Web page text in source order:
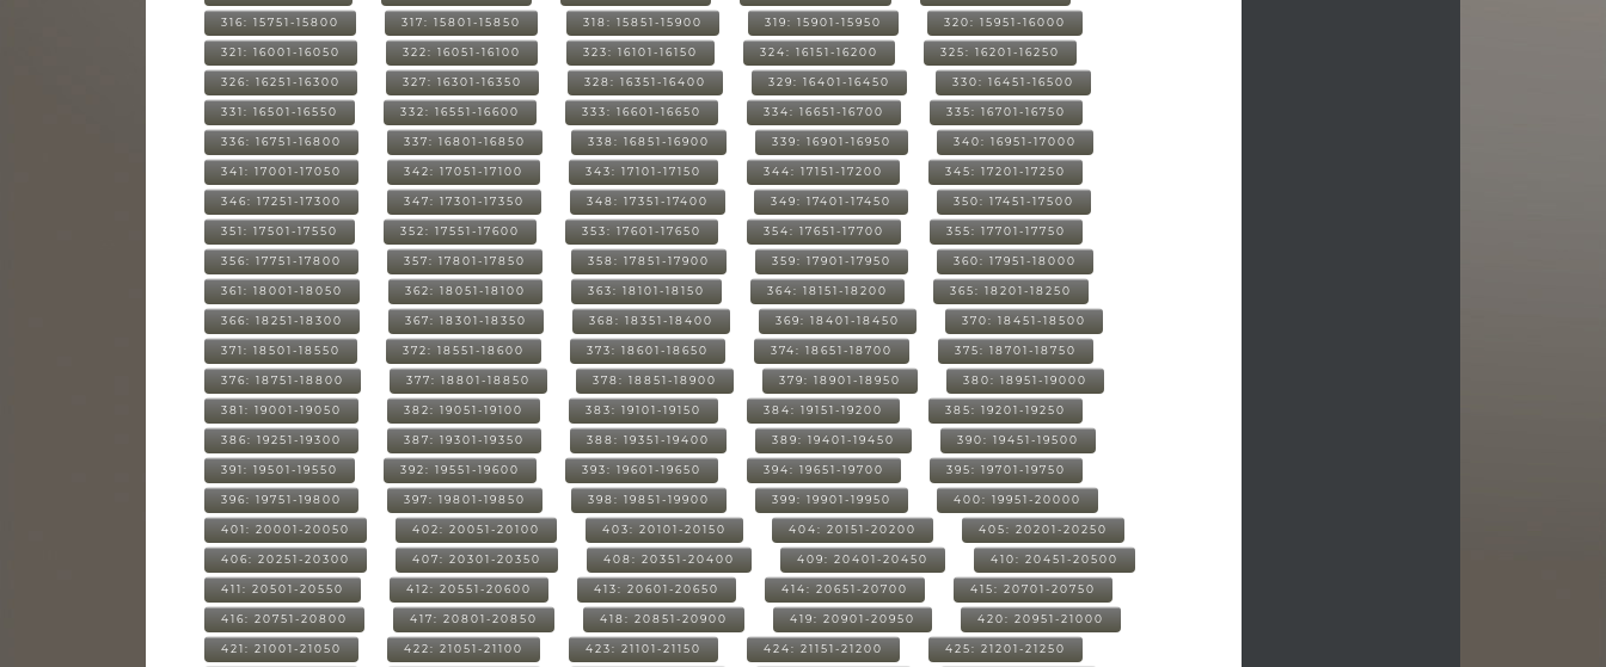
316: 15751-15800 317: 15801-15850 318: 15851-15900 319: 15901-15950 320: 15951-16000
321: 16001-16050 322: 16051-16100 323: 16101-16150 324: 16151-16200 325: 16201-16250
326: 16251-16300 327: 16301-16350 328: 16351-16400 329: 16401-16450 330: 16451-16500
331: 16501-16550 332: 16551-16600 333: 16601-16650 334: 16651-16700 335: 16701-16750
336: 16751-16800 337: 16801-16850 338: 16851-16900 339: 16901-16950 340: 16951-17000
341: 17001-17050 342: 17051-17100 343: 17101-17150 344: 17151-17200 345: 17201-17250
346: 17251-17300 347: 17301-17350 348: 17351-17400 349: 17401-17450 350: 17451-17500
351: 17501-17550 352: 17551-17600 353: 17601-17650 354: 17651-17700 355: 17701-17750
356: 17751-17800 357: 17801-17850 358: 17851-17900 359: 17901-17950 360: 17951-18000
361: 18001-18050 362: 18051-18100 363: 18101-18150 364: 18151-18200 365: 18201-18250
366: 18251-18300 367: 18301-18350 368: 18351-18400 369: 18401-18450 370: 18451-18500
371: 18501-18550 372: 18551-18600 373: 18601-18650 374: 18651-18700 375: 18701-18750
376: 18751-18800 377: 18801-18850 378: 18851-18900 379: 18901-18950 380: 18951-19000
381: 19001-19050 382: 19051-19100 383: 19101-19150 384: 19151-19200 385: 19201-19250
386: 19251-19300 387: 19301-19350 388: 19351-19400 389: 19401-19450 390: 19451-19500
391: 19501-19550 392: 19551-19600 393: 19601-19650 394: 19651-19700 395: 19701-19750
396: 19751-19800 397: 19801-19850 398: 19851-19900 399: 19901-19950 400: 19951-20000
401: 20001-20050 402: 20051-20100 403: 20101-20150 404: 20151-20200 405: 20201-20250
406: 20251-20300 407: 20301-20350 408: 20351-20400 409: 20401-20450 410: 20451-20500
411: 20501-20550 412: 20551-20600 413: 20601-20650 414: 20651-20700 415: 20701-20750
416: 20751-20800 417: 20801-20850 418: 20851-20900 419: 20901-20950 420: 20951-21000
421: 21001-21050 422: 21051-21100 423: 21101-21150 424: 21151-21200 425: 21201-21250